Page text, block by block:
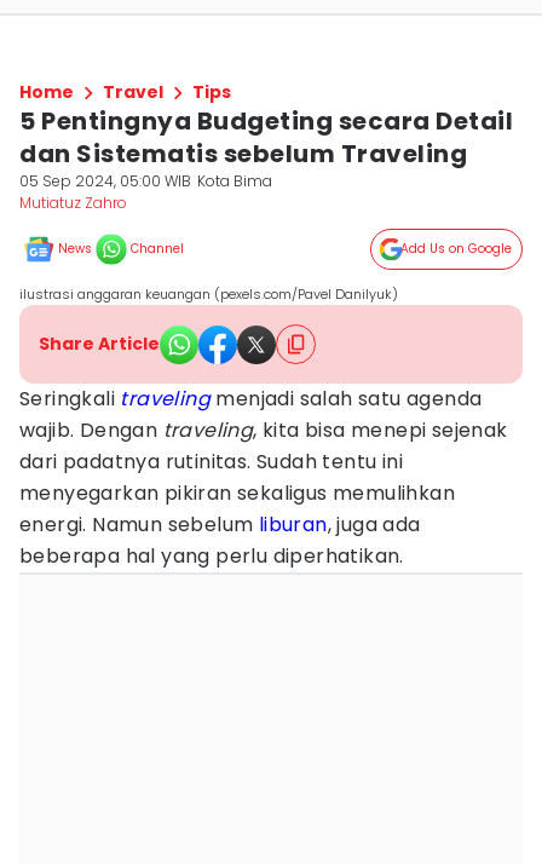
Home Travel Tips
5 Pentingnya Budgeting secara Detail
dan Sistematis sebelum Traveling
05 Sep 2024, 05:00 WIB Kota Bima
Mutiatuz Zahro
News Channel Add Us on Google
ilustrasi anggaran keuangan (pexels.com/Pavel Danilyuk)
Share Article
Seringkali travelingmenjadi salah satu agenda
wajib. Dengan traveling, kita bisa menepi sejenak
dari padatnya rutinitas. Sudah tentu ini
menyegarkan pikiran sekaligus memulihkan
energi. Namun sebelum liburan, juga ada
beberapa hal yang perlu diperhatikan.